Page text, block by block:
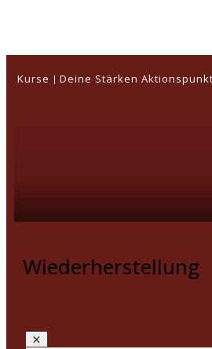
Kurse | Deine Stärken
Wiederherstellung